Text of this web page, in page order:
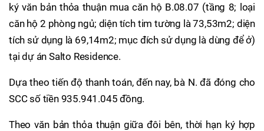
ký văn bản thỏa thuận mua căn hộ B.08.07 (tầng 8; loại
căn hộ 2 phòng ngủ; diện tích tim tường là 73,53m2; diện
tích sử dụng là 69,14m2; mục đích sử dụng là dùng để ở)
tại dự án Salto Residence.
Dựa theo tiến độ thanh toán, đến nay, bà N. đã đóng cho
SCC số tiền 935.941.045 đồng.
Theo văn bản thỏa thuận giữa đôi bên, thời hạn ký hợp